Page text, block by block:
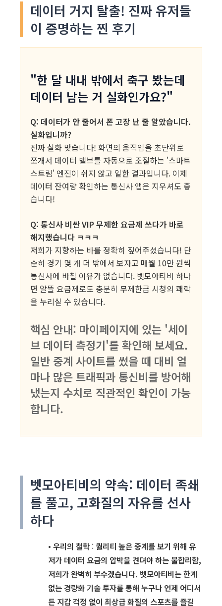
데이터 거지 탈출! 진짜 유저들
이 증명하는 찐 후기
"한 달 내내 밖에서 축구 봤는데
데이터 남는 거 실화인가요?"
Q: 데이터가 안 줄어서 폰 고장 난 줄 알았습니다.
실화입니까?
진짜 실화 맞습니다! 화면의 움직임을 초단위로
쪼개서 데이터 밸브를 자동으로 조절하는 '스마트
스트림' 엔진이 쉬지 않고 일한 결과입니다. 이제
데이터 잔여량 확인하는 통신사 앱은 지우셔도 좋
습니다!
Q: 통신사 비싼 VIP 무제한 요금제 쓰다가 바로
해지했습니다 ㅋㅋㅋ
저희가 지향하는 바를 정확히 짚어주셨습니다! 단
순히 경기 몇 개 더 밖에서 보자고 매월 10만 원씩
통신사에 바칠 이유가 없습니다. 벳모아티비 하나
면 알뜰 요금제로도 충분히 무제한급 시청의 쾌락
을 누리실 수 있습니다.
핵심 안내: 마이페이지에 있는 '세이
브 데이터 측정기'를 확인해 보세요.
일반 중계 사이트를 썼을 때 대비 얼
마나 많은 트래픽과 통신비를 방어해
냈는지 수치로 직관적인 확인이 가능
합니다.
벳모아티비의 약속: 데이터 족쇄
를 풀고, 고화질의 자유를 선사
하다
• 우리의 철학: 퀄리티 높은 중계를 보기 위해 유
저가 데이터 요금의 압박을 견뎌야 하는 불합리함,
저희가 완벽히 부수겠습니다. 벳모아티비는 한계
없는 경량화 기술 투자를 통해 누구나 언제 어디서
든 지갑 걱정 없이 최상급 화질의 스포츠를 즐길